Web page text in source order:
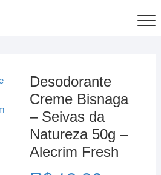
Desodorante
Creme Bisnaga
– Seivas da
Natureza 50g –
Alecrim Fresh